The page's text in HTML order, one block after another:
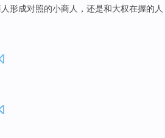
形成对照的小商人， 还是和大权在握的 人